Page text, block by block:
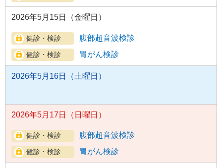
2026年5月15日（金曜日）
腹部超音波検診
胃がん検診
2026年5月16日（土曜日）
2026年5月17日（日曜日）
腹部超音波検診
胃がん検診